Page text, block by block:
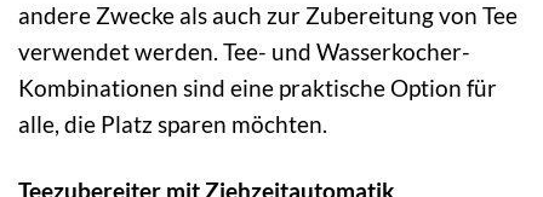
andere Zwecke als auch zur Zubereitung von Tee
verwendet werden. Tee- und Wasserkocher-
Kombinationen sind eine praktische Option für
alle, die Platz sparen möchten.
Teezubereiter mit Ziehzeitautomatik